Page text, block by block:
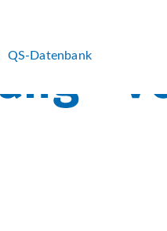
QS-Datenbank